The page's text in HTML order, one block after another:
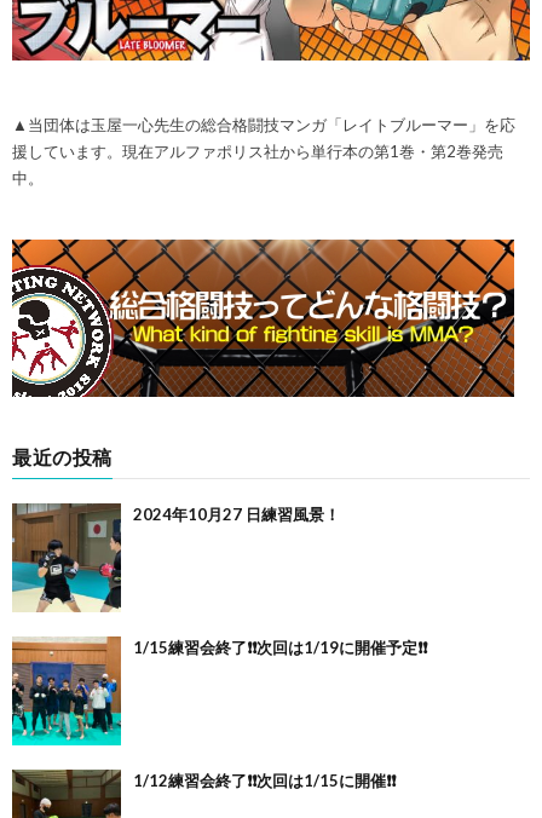
▲当団体は玉屋一心先生の総合格闘技マンガ「レイトブルーマー」を応
援しています。現在アルファポリス社から単行本の第1巻・第2巻発売
中。
最近の投稿
2024年10月27 日練習風景！
1/15練習会終了❗️❗️次回は1/19に開催予定❗️❗️
1/12練習会終了❗️❗️次回は1/15に開催❗️❗️